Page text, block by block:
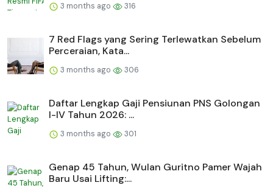
3 months ago 316
7 Red Flags yang Sering Terlewatkan Sebelum
Perceraian, Kata...
3 months ago 306
Daftar Lengkap Gaji Pensiunan PNS Golongan
I-IV Tahun 2026: ...
3 months ago 301
Genap 45 Tahun, Wulan Guritno Pamer Wajah
Baru Usai Lifting:...